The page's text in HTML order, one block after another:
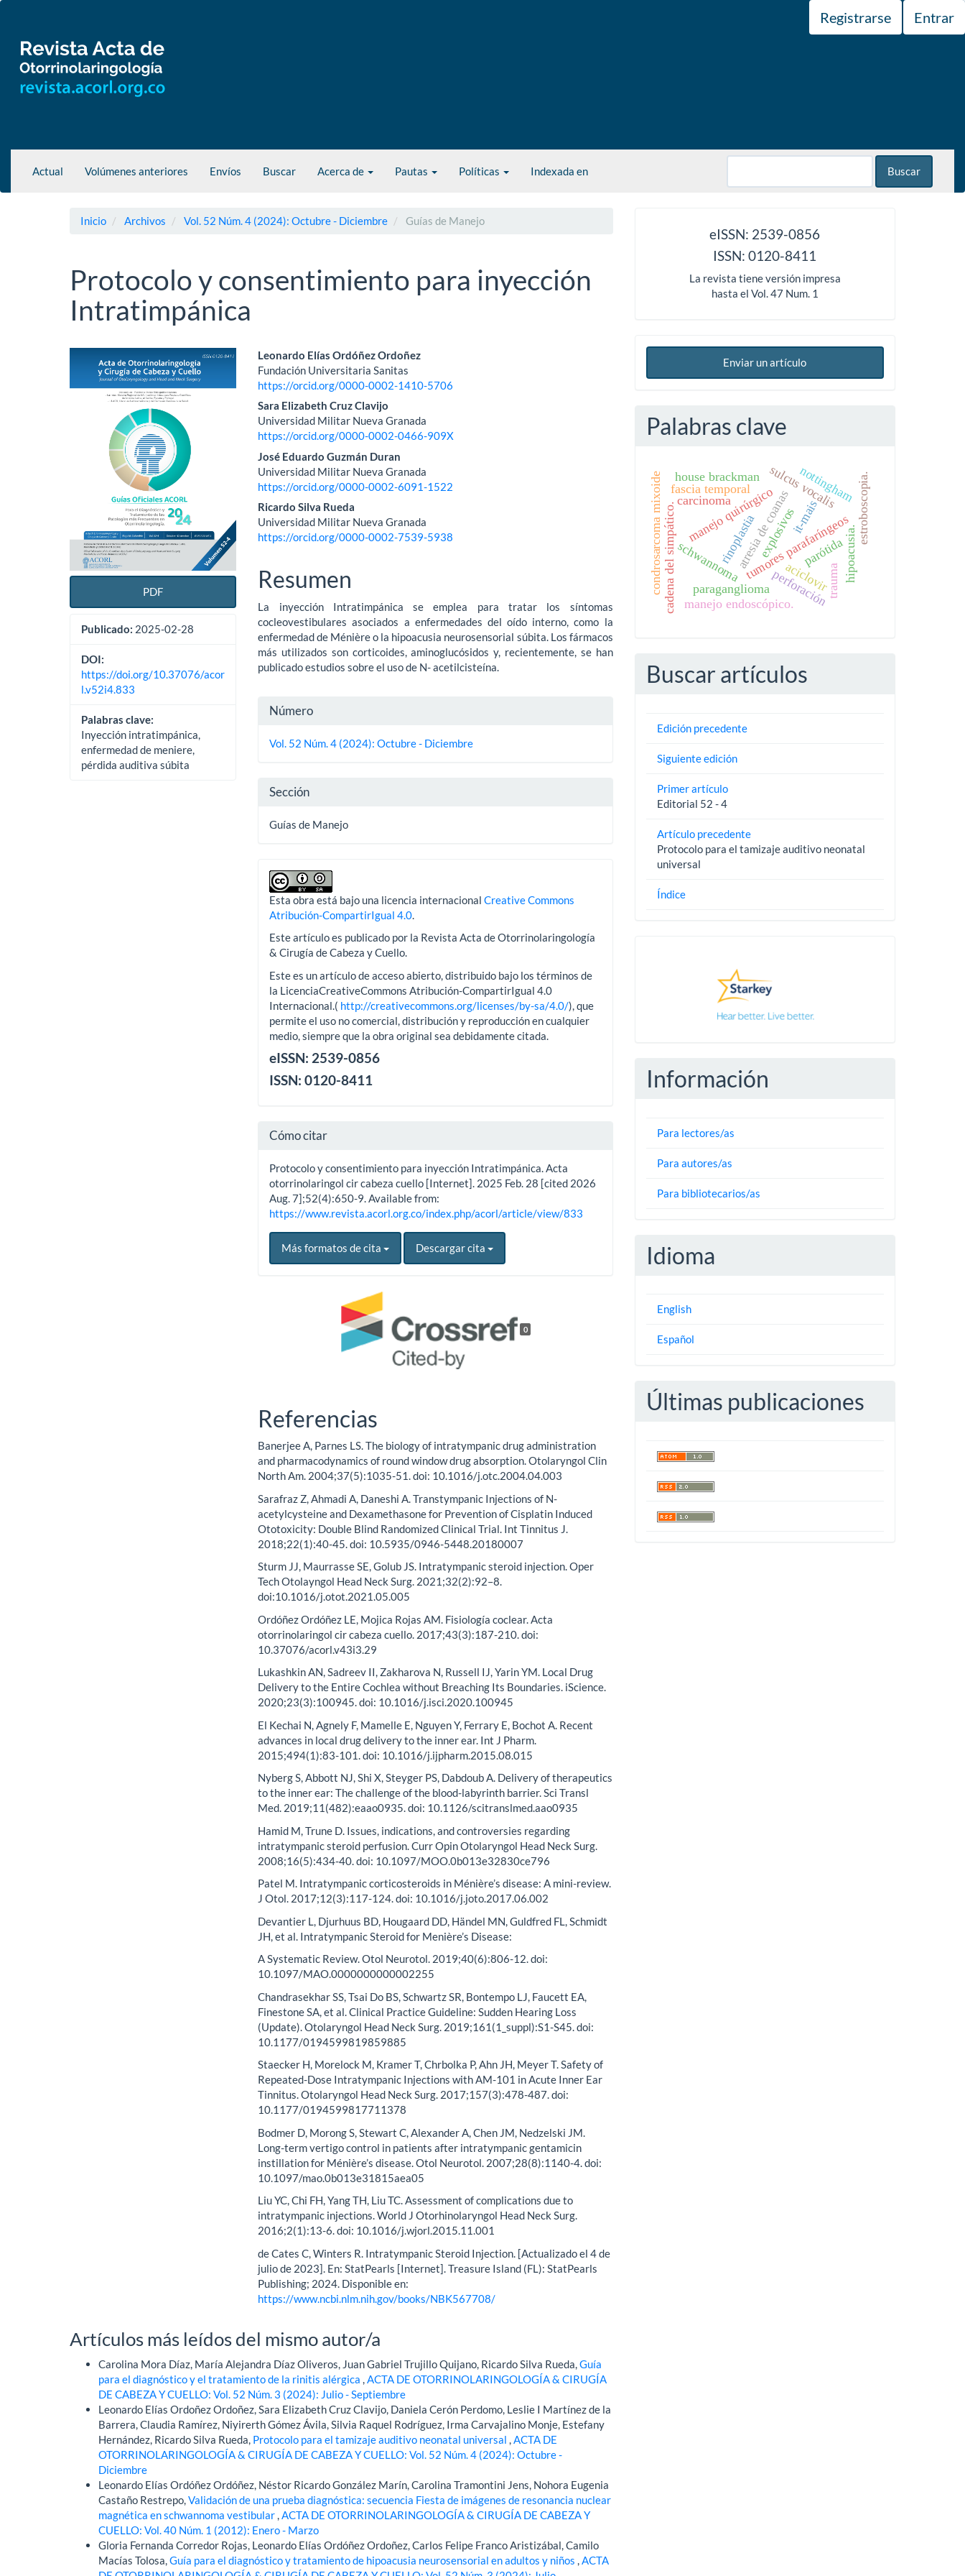
principal
Barra
lateral
Registrarse Entrar
Actual Volúmenes anteriores Envíos Buscar Acerca de Pautas Políticas Indexada en Buscar
Inicio Archivos Vol. 52 Núm. 4 (2024): Octubre - Diciembre Guías de Manejo
Protocolo y consentimiento para inyección
Intratimpánica
Barra
lateral
artículo
PDF
Publicado: 2025-02-28
DOI:
https://doi.org/10.37076/acor
l.v52i4.833
Palabras clave:
Inyección intratimpánica,
enfermedad de meniere,
pérdida auditiva súbita
Contenido
principal
del
artículo
Leonardo Elías Ordóñez Ordoñez
Fundación Universitaria Sanitas
https://orcid.org/0000-0002-1410-5706
Sara Elizabeth Cruz Clavijo
Universidad Militar Nueva Granada
https://orcid.org/0000-0002-0466-909X
José Eduardo Guzmán Duran
Universidad Militar Nueva Granada
https://orcid.org/0000-0002-6091-1522
Ricardo Silva Rueda
Universidad Militar Nueva Granada
https://orcid.org/0000-0002-7539-5938
Resumen
La inyección Intratimpánica se emplea para tratar los síntomas
cocleovestibulares asociados a enfermedades del oído interno, como la
enfermedad de Ménière o la hipoacusia neurosensorial súbita. Los fármacos
más utilizados son corticoides, aminoglucósidos y, recientemente, se han
publicado estudios sobre el uso de N- acetilcisteína.
Detalles
del
Número
Vol. 52 Núm. 4 (2024): Octubre - Diciembre
Sección
Guías de Manejo
Esta obra está bajo una licencia internacionalCreative Commons
Atribución-CompartirIgual 4.0
Este artículo es publicado por la Revista Acta de Otorrinolaringología
& Cirugía de Cabeza y Cuello.
Este es un artículo de acceso abierto, distribuido bajo los términos de
la LicenciaCreativeCommons Atribución-CompartirIgual 4.0
Internacional.( http://creativecommons.org/licenses/by-sa/4.0/), que
permite el uso no comercial, distribución y reproducción en cualquier
medio, siempre que la obra original sea debidamente citada.
eISSN: 2539-0856
ISSN: 0120-8411
Cómo citar
Protocolo y consentimiento para inyección Intratimpánica. Acta
otorrinolaringol cir cabeza cuello [Internet]. 2025 Feb. 28 [cited 2026
Aug. 7];52(4):650-9. Available from:
https://www.revista.acorl.org.co/index.php/acorl/article/view/833
Más formatos de cita Descargar cita
0
Referencias
Banerjee A, Parnes LS. The biology of intratympanic drug administration
and pharmacodynamics of round window drug absorption. Otolaryngol Clin
North Am. 2004;37(5):1035-51. doi: 10.1016/j.otc.2004.04.003
Sarafraz Z, Ahmadi A, Daneshi A. Transtympanic Injections of N-
acetylcysteine and Dexamethasone for Prevention of Cisplatin Induced
Ototoxicity: Double Blind Randomized Clinical Trial. Int Tinnitus J.
2018;22(1):40-45. doi: 10.5935/0946-5448.20180007
Sturm JJ, Maurrasse SE, Golub JS. Intratympanic steroid injection. Oper
Tech Otolayngol Head Neck Surg. 2021;32(2):92–8.
doi:10.1016/j.otot.2021.05.005
Ordóñez Ordóñez LE, Mojica Rojas AM. Fisiología coclear. Acta
otorrinolaringol cir cabeza cuello. 2017;43(3):187-210. doi:
10.37076/acorl.v43i3.29
Lukashkin AN, Sadreev II, Zakharova N, Russell IJ, Yarin YM. Local Drug
Delivery to the Entire Cochlea without Breaching Its Boundaries. iScience.
2020;23(3):100945. doi: 10.1016/j.isci.2020.100945
El Kechai N, Agnely F, Mamelle E, Nguyen Y, Ferrary E, Bochot A. Recent
advances in local drug delivery to the inner ear. Int J Pharm.
2015;494(1):83-101. doi: 10.1016/j.ijpharm.2015.08.015
Nyberg S, Abbott NJ, Shi X, Steyger PS, Dabdoub A. Delivery of therapeutics
to the inner ear: The challenge of the blood-labyrinth barrier. Sci Transl
Med. 2019;11(482):eaao0935. doi: 10.1126/scitranslmed.aao0935
Hamid M, Trune D. Issues, indications, and controversies regarding
intratympanic steroid perfusion. Curr Opin Otolaryngol Head Neck Surg.
2008;16(5):434-40. doi: 10.1097/MOO.0b013e32830ce796
Patel M. Intratympanic corticosteroids in Ménière’s disease: A mini-review.
J Otol. 2017;12(3):117-124. doi: 10.1016/j.joto.2017.06.002
Devantier L, Djurhuus BD, Hougaard DD, Händel MN, Guldfred FL, Schmidt
JH, et al. Intratympanic Steroid for Menière’s Disease:
A Systematic Review. Otol Neurotol. 2019;40(6):806-12. doi:
10.1097/MAO.0000000000002255
Chandrasekhar SS, Tsai Do BS, Schwartz SR, Bontempo LJ, Faucett EA,
Finestone SA, et al. Clinical Practice Guideline: Sudden Hearing Loss
(Update). Otolaryngol Head Neck Surg. 2019;161(1_suppl):S1-S45. doi:
10.1177/0194599819859885
Staecker H, Morelock M, Kramer T, Chrbolka P, Ahn JH, Meyer T. Safety of
Repeated-Dose Intratympanic Injections with AM-101 in Acute Inner Ear
Tinnitus. Otolaryngol Head Neck Surg. 2017;157(3):478-487. doi:
10.1177/0194599817711378
Bodmer D, Morong S, Stewart C, Alexander A, Chen JM, Nedzelski JM.
Long-term vertigo control in patients after intratympanic gentamicin
instillation for Ménière’s disease. Otol Neurotol. 2007;28(8):1140-4. doi:
10.1097/mao.0b013e31815aea05
Liu YC, Chi FH, Yang TH, Liu TC. Assessment of complications due to
intratympanic injections. World J Otorhinolaryngol Head Neck Surg.
2016;2(1):13-6. doi: 10.1016/j.wjorl.2015.11.001
de Cates C, Winters R. Intratympanic Steroid Injection. [Actualizado el 4 de
julio de 2023]. En: StatPearls [Internet]. Treasure Island (FL): StatPearls
Publishing; 2024. Disponible en:
https://www.ncbi.nlm.nih.gov/books/NBK567708/
Artículos más leídos del mismo autor/a
Carolina Mora Díaz, María Alejandra Díaz Oliveros, Juan Gabriel Trujillo Quijano, Ricardo Silva Rueda,Guía
para el diagnóstico y el tratamiento de la rinitis alérgica,ACTA DE OTORRINOLARINGOLOGÍA & CIRUGÍA
DE CABEZA Y CUELLO: Vol. 52 Núm. 3 (2024): Julio - Septiembre
Leonardo Elías Ordoñez Ordoñez, Sara Elizabeth Cruz Clavijo, Daniela Cerón Perdomo, Leslie I Martínez de la
Barrera, Claudia Ramírez, Niyirerth Gómez Ávila, Silvia Raquel Rodríguez, Irma Carvajalino Monje, Estefany
Hernández, Ricardo Silva Rueda, Protocolo para el tamizaje auditivo neonatal universal,ACTA DE
OTORRINOLARINGOLOGÍA & CIRUGÍA DE CABEZA Y CUELLO: Vol. 52 Núm. 4 (2024): Octubre -
Diciembre
Leonardo Elías Ordóñez Ordóñez, Néstor Ricardo González Marín, Carolina Tramontini Jens, Nohora Eugenia
Castaño Restrepo,Validación de una prueba diagnóstica: secuencia Fiesta de imágenes de resonancia nuclear
magnética en schwannoma vestibular,ACTA DE OTORRINOLARINGOLOGÍA & CIRUGÍA DE CABEZA Y
CUELLO: Vol. 40 Núm. 1 (2012): Enero - Marzo
Gloria Fernanda Corredor Rojas, Leonardo Elías Ordóñez Ordoñez, Carlos Felipe Franco Aristizábal, Camilo
Macías Tolosa,Guía para el diagnóstico y tratamiento de hipoacusia neurosensorial en adultos y niños,ACTA
eISSN: 2539-0856
ISSN: 0120-8411
La revista tiene versión impresa
hasta el Vol. 47 Num. 1
Enviar un artículo
Palabras clave
schwannoma
paraganglioma
tumores parafaríngeos
cadena del simpático. atresia de coanas
manejo quirúrgico
manejo endoscópico.
condrosarcoma mixoide perforacióntrauma
explosivos hipoacusia.
sulcus vocalis
fascia temporal estroboscopia.
house brackman
aciclovir
carcinoma
parótida
it-mais
nottingham
rinoplastia
Buscar artículos
Edición precedente
Siguiente edición
Primer artículo
Editorial 52 - 4
Artículo precedente
Protocolo para el tamizaje auditivo neonatal
universal
Índice
Información
Para lectores/as
Para autores/as
Para bibliotecarios/as
Idioma
English
Español
Últimas publicaciones